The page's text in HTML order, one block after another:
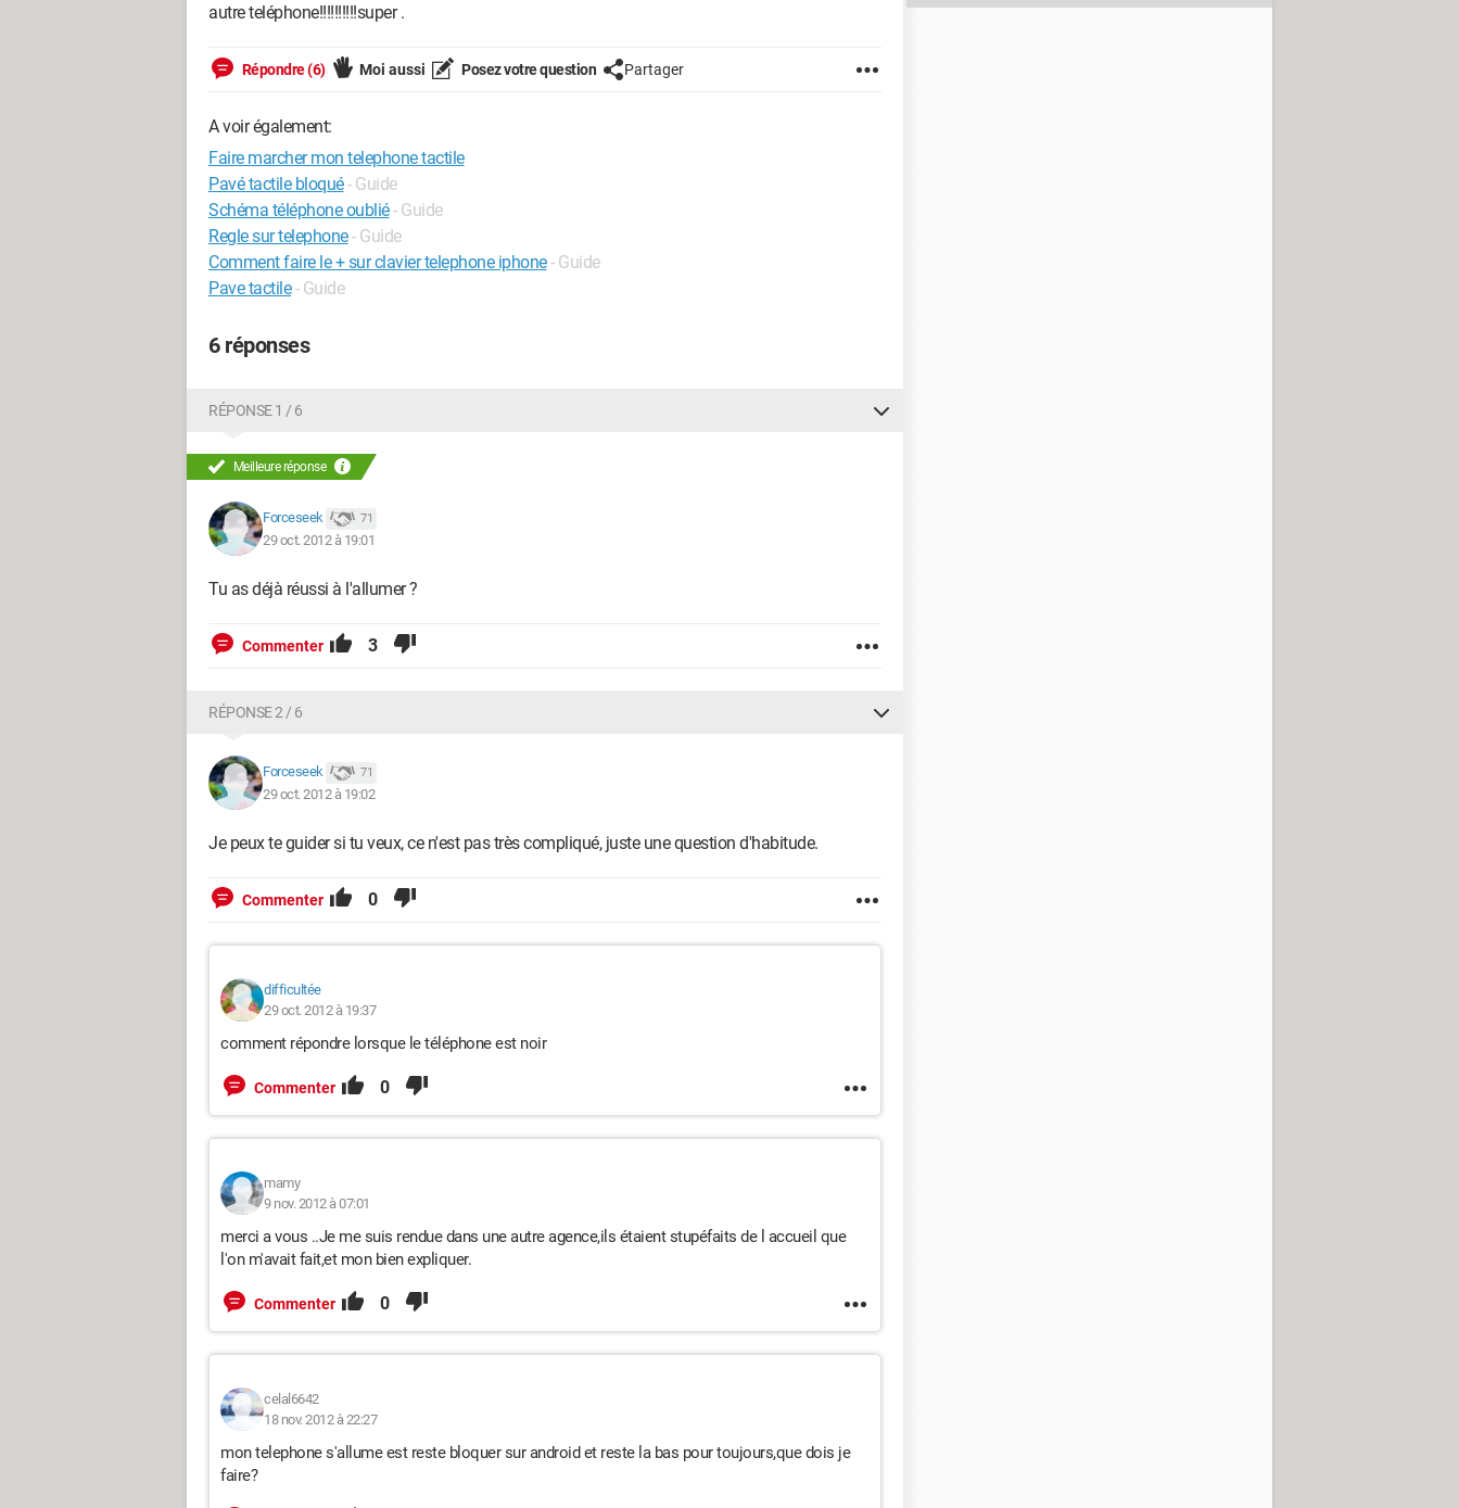
autre teléphone!!!!!!!!!!super .
Répondre (6) Moi aussi Posez votre question Partager
A voir également:
Faire marcher mon telephone tactile
Pavé tactile bloqué- Guide
Schéma téléphone oublié- Guide
Regle sur telephone- Guide
Comment faire le + sur clavier telephone iphone- Guide
Pave tactile - Guide
6 réponses
RÉPONSE 1 / 6
Meilleure réponse
Forceseek 71
29 oct. 2012 à 19:01
Tu as déjà réussi à l'allumer ?
Commenter 3
RÉPONSE 2 / 6
Forceseek 71
29 oct. 2012 à 19:02
Je peux te guider si tu veux, ce n'est pas très compliqué, juste une question d'habitude.
Commenter 0
difficultée
29 oct. 2012 à 19:37
comment répondre lorsque le téléphone est noir
Commenter 0
mamy
9 nov. 2012 à 07:01
merci a vous ..Je me suis rendue dans une autre agence,ils étaient stupéfaits de l accueil que
l'on m'avait fait,et mon bien expliquer.
Commenter 0
celal6642
18 nov. 2012 à 22:27
mon telephone s'allume est reste bloquer sur android et reste la bas pour toujours,que dois je
faire?